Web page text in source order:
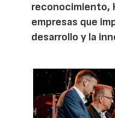
reconocimiento,
empresas que
desarrollo y la